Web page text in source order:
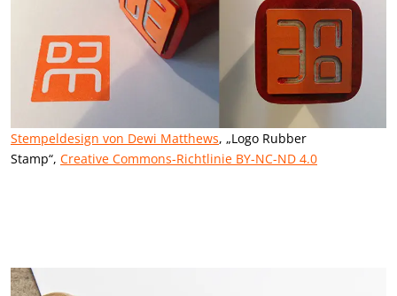
Stempeldesign von Dewi Matthews, „Logo Rubber
Stamp“, Creative Commons-Richtlinie BY-NC-ND 4.0